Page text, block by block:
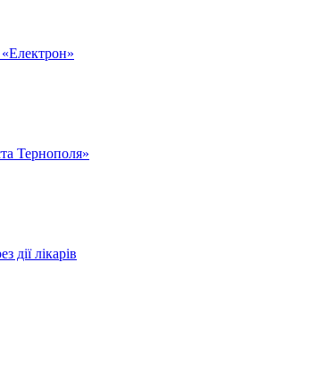
Тернополя»
дії лікарів